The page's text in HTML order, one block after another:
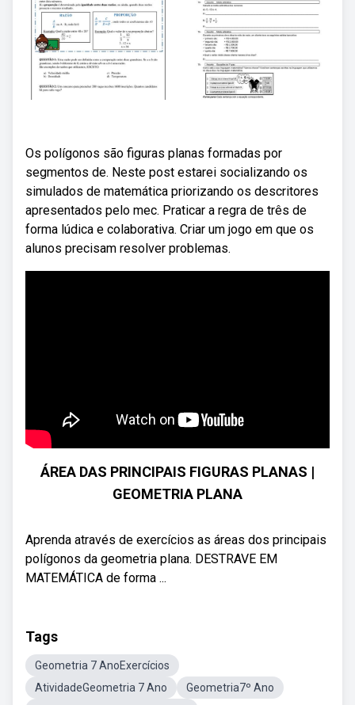
Os polígonos são figuras planas formadas por
segmentos de. Neste post estarei socializando os
simulados de matemática priorizando os descritores
apresentados pelo mec. Praticar a regra de três de
forma lúdica e colaborativa. Criar um jogo em que os
alunos precisam resolver problemas.
ÁREA DAS PRINCIPAIS FIGURAS PLANAS |
GEOMETRIA PLANA
Aprenda através de exercícios as áreas dos principais
polígonos da geometria plana. DESTRAVE EM
MATEMÁTICA de forma ...
Tags
Geometria 7 AnoExercícios
AtividadeGeometria 7 Ano
Geometria7º Ano